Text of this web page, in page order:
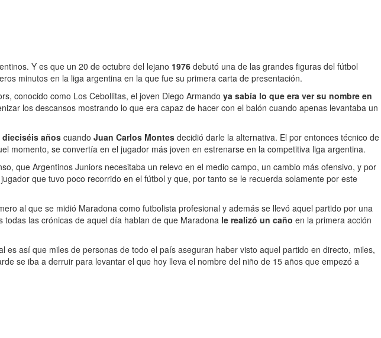
Y es que un 20 de octubre del lejano 1976 debutó una de las grandes figuras del fútbol
minutos en la liga argentina en la que fue su primera carta de presentación.
conocido como Los Cebollitas, el joven Diego Armando ya sabía lo que era ver su nombre en
los descansos mostrando lo que era capaz de hacer con el balón cuando apenas levantaba un
añoscuando Juan Carlos Montes decidió darle la alternativa. El por entonces técnico de
momento, se convertía en el jugador más joven en estrenarse en la competitiva liga argentina.
que Argentinos Juniors necesitaba un relevo en el medio campo, un cambio más ofensivo, y por
que tuvo poco recorrido en el fútbol y que, por tanto se le recuerda solamente por este
al que se midió Maradona como futbolista profesional y además se llevó aquel partido por una
todas las crónicas de aquel día hablan de que Maradona le realizó un caño en la primera acción
así que miles de personas de todo el país aseguran haber visto aquel partido en directo, miles,
se iba a derruir para levantar el que hoy lleva el nombre del niño de 15 años que empezó a